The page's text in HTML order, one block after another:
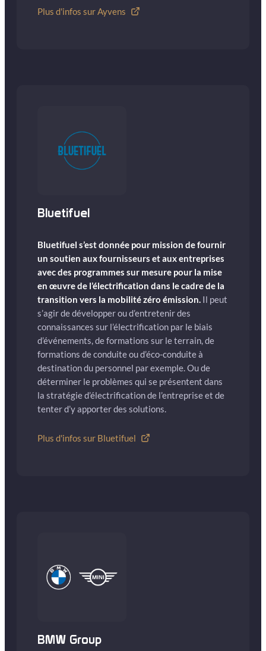
Plus d'infos sur Ayvens
Bluetifuel
Bluetifuel s’est donnée pour mission de fournir
un soutien aux fournisseurs et aux entreprises
avec des programmes sur mesure pour la mise
en œuvre de l’électrification dans le cadre de la
transition vers la mobilité zéro émission. Il peut
s’agir de développer ou d’entretenir des
connaissances sur l’électrification par le biais
d’événements, de formations sur le terrain, de
formations de conduite ou d’éco-conduite à
destination du personnel par exemple. Ou de
déterminer le problèmes qui se présentent dans
la stratégie d’électrification de l’entreprise et de
tenter d’y apporter des solutions.
Plus d'infos sur Bluetifuel
BMW Group